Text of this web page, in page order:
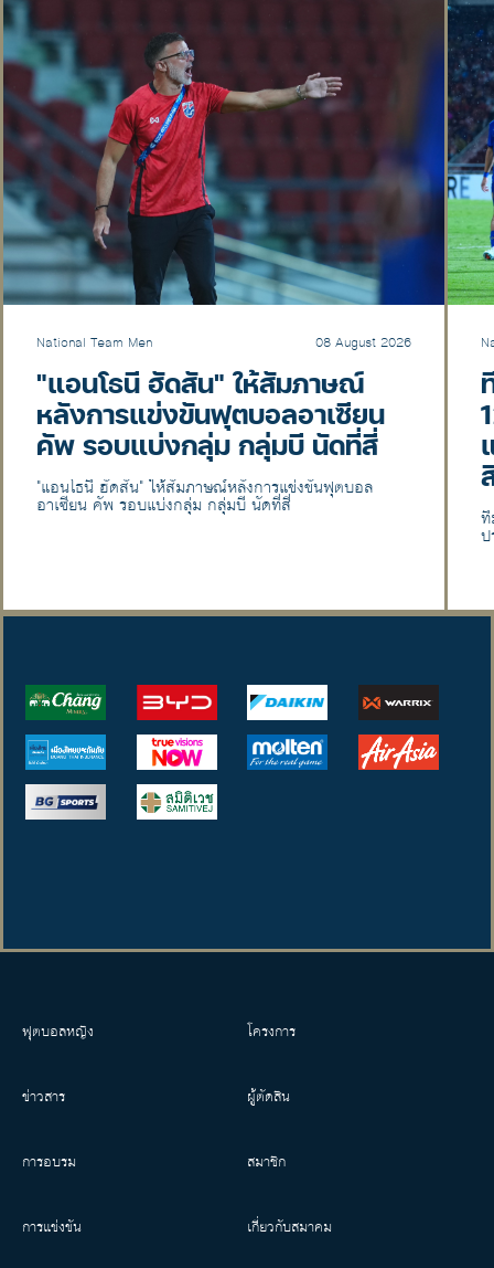
National Team Men 08 August 2026
"แอนโธนี ฮัดสัน" ให้สัมภาษณ์
หลังการแข่งขันฟุตบอลอาเซียน
คัพ รอบแบ่งกลุ่ม กลุ่มบี นัดที่สี่
"แอนโธนี ฮัดสัน" ให้สัมภาษณ์หลังการแข่งขันฟุตบอล
อาเซียน คัพ รอบแบ่งกลุ่ม กลุ่มบี นัดที่สี่
ฟุตบอลหญิง โครงการ
ข่าวสาร ผู้ตัดสิน
การอบรม สมาชิก
การแข่งขัน เกี่ยวกับสมาคม